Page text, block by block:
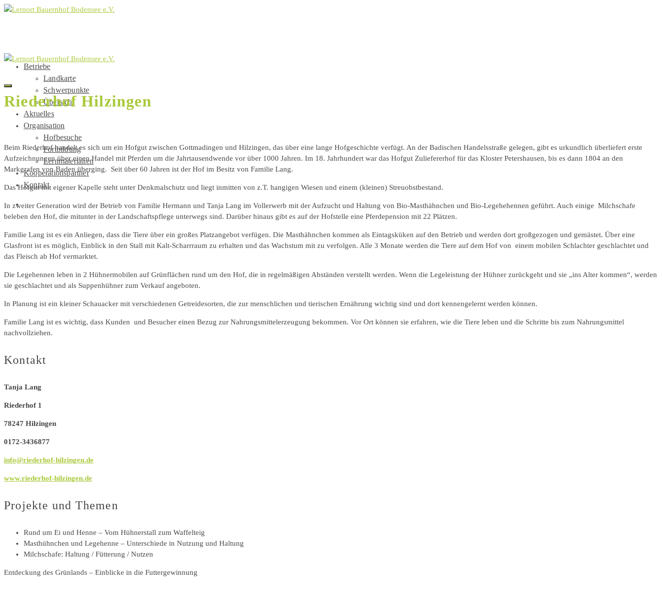
Betriebe
Landkarte
Schwerpunkte
Übersicht
Aktuelles
Organisation
Hofbesuche
Fortbildung
Lernmaterialien
Kooperationspartner
Kontakt
Riederhof Hilzingen
Beim Riederhof handelt es sich um ein Hofgut zwischen Gottmadingen und Hilzingen, das über eine lange Hofgeschichte verfügt. An der Badischen Handelsstraße gelegen, gibt es urkundlich überliefert erste
Aufzeichnungen über einen Handel mit Pferden um die Jahrtausendwende vor über 1000 Jahren. Im 18. Jahrhundert war das Hofgut Zuliefererhof für das Kloster Petershausen, bis es dann 1804 an den
Markgrafen von Baden überging. Seit über 60 Jahren ist der Hof im Besitz von Familie Lang.
Das Hofgut mit eigener Kapelle steht unter Denkmalschutz und liegt inmitten von z.T. hangigen Wiesen und einem (kleinen) Streuobstbestand.
In zweiter Generation wird der Betrieb von Familie Hermann und Tanja Lang im Vollerwerb mit der Aufzucht und Haltung von Bio-Masthähnchen und Bio-Legehehennen geführt. Auch einige Milchschafe
beleben den Hof, die mitunter in der Landschaftspflege unterwegs sind. Darüber hinaus gibt es auf der Hofstelle eine Pferdepension mit 22 Plätzen.
Familie Lang ist es ein Anliegen, dass die Tiere über ein großes Platzangebot verfügen. Die Masthähnchen kommen als Eintagsküken auf den Betrieb und werden dort großgezogen und gemästet. Über eine
Glasfront ist es möglich, Einblick in den Stall mit Kalt-Scharrraum zu erhalten und das Wachstum mit zu verfolgen. Alle 3 Monate werden die Tiere auf dem Hof von einem mobilen Schlachter geschlachtet und
das Fleisch ab Hof vermarktet.
Die Legehennen leben in 2 Hühnermobilen auf Grünflächen rund um den Hof, die in regelmäßigen Abständen verstellt werden. Wenn die Legeleistung der Hühner zurückgeht und sie „ins Alter kommen“, werden
sie geschlachtet und als Suppenhühner zum Verkauf angeboten.
In Planung ist ein kleiner Schauacker mit verschiedenen Getreidesorten, die zur menschlichen und tierischen Ernährung wichtig sind und dort kennengelernt werden können.
Familie Lang ist es wichtig, dass Kunden und Besucher einen Bezug zur Nahrungsmittelerzeugung bekommen. Vor Ort können sie erfahren, wie die Tiere leben und die Schritte bis zum Nahrungsmittel
nachvollziehen.
Kontakt
Tanja Lang
Riederhof 1
78247 Hilzingen
0172-3436877
info@riederhof-hilzingen.de
www.riederhof-hilzingen.de
Projekte und Themen
Rund um Ei und Henne – Vom Hühnerstall zum Waffelteig
Masthühnchen und Legehenne – Unterschiede in Nutzung und Haltung
Milchschafe: Haltung / Fütterung / Nutzen
Entdeckung des Grünlands – Einblicke in die Futtergewinnung